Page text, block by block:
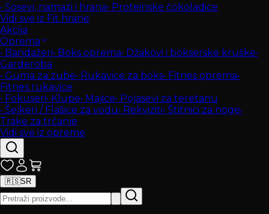
• Sosevi, namazi i hrana• Proteinske čokoladice
Vidi sve iz Fit hrane
Akcija
Oprema
• Bandažeri• Boks oprema• Džakovi i bokserske kruške•
Garderoba
• Guma za zube• Rukavice za boks• Fitnes oprema•
Fitnes rukavice
• Fokuseri• Klupe• Majice• Pojasevi za teretanu
• Šejkeri / Flašice za vodu• Rekviziti• Štitnici za noge•
Trake za trčanje
Vidi sve iz opreme
🇷🇸SR